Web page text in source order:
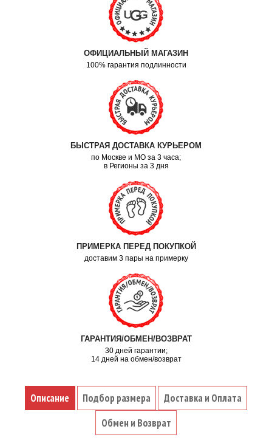
ОФИЦИАЛЬНЫЙ МАГАЗИН
100% гарантия подлинности
БЫСТРАЯ ДОСТАВКА КУРЬЕРОМ
по Москве и МО за 3 часа;
в Регионы за 3 дня
ПРИМЕРКА ПЕРЕД ПОКУПКОЙ
доставим 3 пары на примерку
ГАРАНТИЯ/ОБМЕН/ВОЗВРАТ
30 дней гарантии;
14 дней на обмен/возврат
Описание Подбор размера
Доставка и Оплата
Обмен и Возврат